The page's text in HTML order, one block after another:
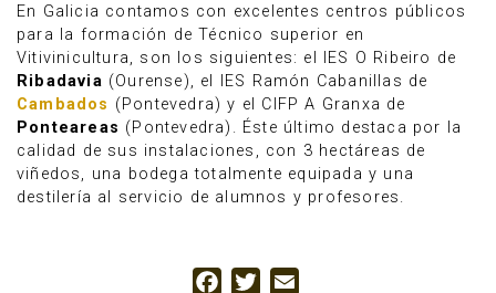
En Galicia contamos con excelentes centros públicos
para la formación de Técnico superior en
Vitivinicultura, son los siguientes: el IES O Ribeiro de
Ribadavia (Ourense), el IES Ramón Cabanillas de
Cambados (Pontevedra) y el CIFP A Granxa de
Ponteareas (Pontevedra). Éste último destaca por la
calidad de sus instalaciones, con 3 hectáreas de
viñedos, una bodega totalmente equipada y una
destilería al servicio de alumnos y profesores.
Facebook
Twitter